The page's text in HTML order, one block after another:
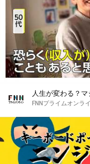
人生が変わる？
FNNプライムオンラ